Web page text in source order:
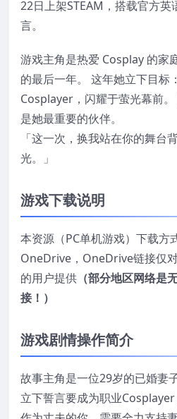
22日上架STEAM，搭载官方
言。
游戏主角是热爱 Cosplay 的家
的最后一年。 这年她立下目标
Cosplayer，闪耀于萤光幕前
是她最重要的伙伴。
「这一次，换我站在你的舞台
光。」
游戏下载说明
本资源（PC单机游戏）下载方
OneDrive，OneDrive链接仅
的用户提供 （部分地区网络
接！）
游戏剧情操作简介
故事主角是一位29岁的已婚妻
立下誓言要成为职业Cosplayer